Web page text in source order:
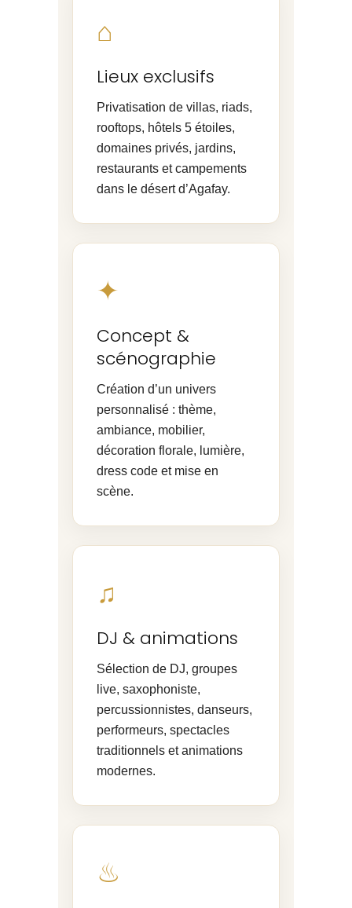
⌂
Lieux exclusifs
Privatisation de villas, riads,
rooftops, hôtels 5 étoiles,
domaines privés, jardins,
restaurants et campements
dans le désert d’Agafay.
✦
Concept &
scénographie
Création d’un univers
personnalisé : thème,
ambiance, mobilier,
décoration florale, lumière,
dress code et mise en
scène.
♫
DJ & animations
Sélection de DJ, groupes
live, saxophoniste,
percussionnistes, danseurs,
performeurs, spectacles
traditionnels et animations
modernes.
♨